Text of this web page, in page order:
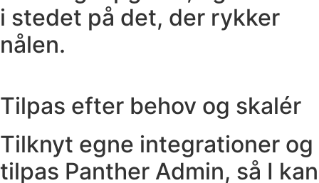
i stedet på det, der rykker
nålen.
Tilpas efter behov og skalér
Tilknyt egne integrationer og
tilpas Panther Admin, så I kan